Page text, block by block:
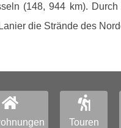
(148, 944 km).
die Strände des
Touren